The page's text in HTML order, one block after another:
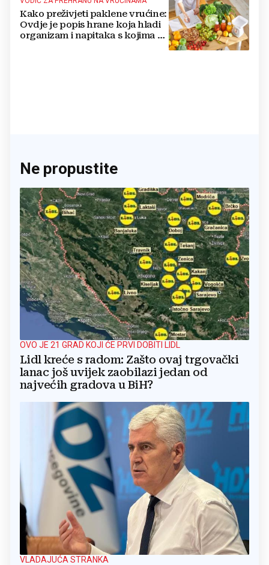
Kako preživjeti paklene vrućine:
Ovdje je popis hrane koja hladi
organizam i napitaka s kojima si
Ne propustite
OVO JE 21 GRAD KOJI ĆE PRVI DOBITI LIDL
Lidl kreće s radom: Zašto ovaj trgovački
lanac još uvijek zaobilazi jedan od
najvećih gradova u BiH?
VLADAJUĆA STRANKA